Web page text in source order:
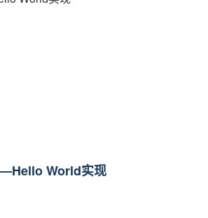
World实现